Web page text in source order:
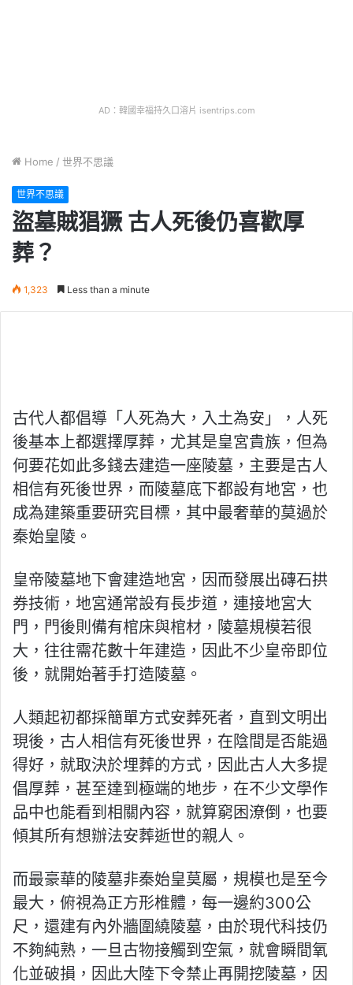
AD：韓國幸福持久口溶片 isentrips.com
Home / 世界不思議
世界不思議
盜墓賊猖獗 古人死後仍喜歡厚
葬？
1,323 Less than a minute
古代人都倡導「人死為大，入土為安」，人死
後基本上都選擇厚葬，尤其是皇宮貴族，但為
何要花如此多錢去建造一座陵墓，主要是古人
相信有死後世界，而陵墓底下都設有地宮，也
成為建築重要研究目標，其中最奢華的莫過於
秦始皇陵。
皇帝陵墓地下會建造地宮，因而發展出磚石拱
券技術，地宮通常設有長步道，連接地宮大
門，門後則備有棺床與棺材，陵墓規模若很
大，往往需花數十年建造，因此不少皇帝即位
後，就開始著手打造陵墓。
人類起初都採簡單方式安葬死者，直到文明出
現後，古人相信有死後世界，在陰間是否能過
得好，就取決於埋葬的方式，因此古人大多提
倡厚葬，甚至達到極端的地步，在不少文學作
品中也能看到相關內容，就算窮困潦倒，也要
傾其所有想辦法安葬逝世的親人。
而最豪華的陵墓非秦始皇莫屬，規模也是至今
最大，俯視為正方形椎體，每一邊約300公
尺，還建有內外牆圍繞陵墓，由於現代科技仍
不夠純熟，一旦古物接觸到空氣，就會瞬間氧
化並破損，因此大陸下令禁止再開挖陵墓，因